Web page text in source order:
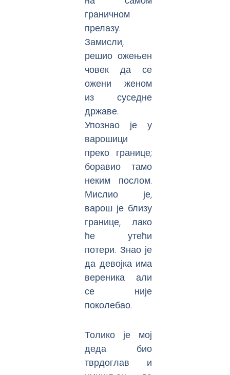
граничном
прелазу.
Замисли,
решио ожењен
човек да се
ожени женом
из суседне
државе.
Упознао је у
варошици
преко границе;
боравио тамо
неким послом.
Мислио је,
варош је близу
границе, лако
ће утећи
потери. Знао је
да девојка има
вереника али
се није
поколебао.
Толико је мој
деда био
тврдоглав и